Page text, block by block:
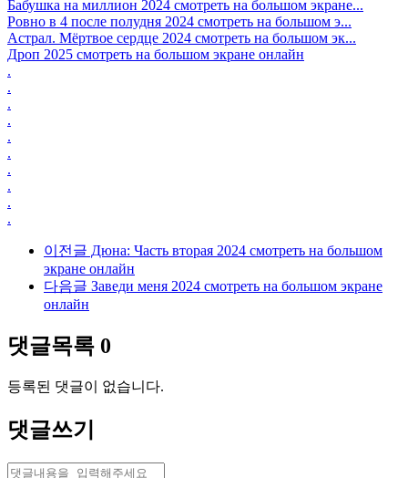
Бабушка на миллион 2024 смотреть на большом экране...
Ровно в 4 после полудня 2024 смотреть на большом э...
Астрал. Мёртвое сердце 2024 смотреть на большом эк...
Дроп 2025 смотреть на большом экране онлайн
.
.
.
.
.
.
.
.
.
.
이전글 Дюна: Часть вторая 2024 смотреть на большом
экране онлайн
다음글 Заведи меня 2024 смотреть на большом экране
онлайн
댓글목록 0
등록된 댓글이 없습니다.
댓글쓰기